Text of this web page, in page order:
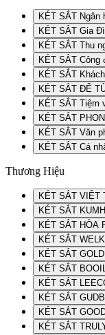
KÉT SẮT Ngân
KÉT SẮT Gia
KÉT SẮT Thu
KÉT SẮT Công
KÉT SẮT
KÉT SẮT ĐỂ
KÉT SẮT Tiệm
KÉT SẮT
KÉT SẮT Văn
KÉT SẮT Cá
Thương Hiệu
KÉT SẮT VIỆT
KÉT SẮT
KÉT SẮT HÒA
KÉT SẮT
KÉT SẮT
KÉT SẮT
KÉT SẮT
KÉT SẮT
KÉT SẮT
KÉT SẮT